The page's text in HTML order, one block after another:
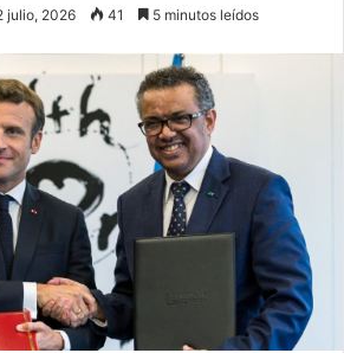
julio, 2026 41 5 minutos leídos